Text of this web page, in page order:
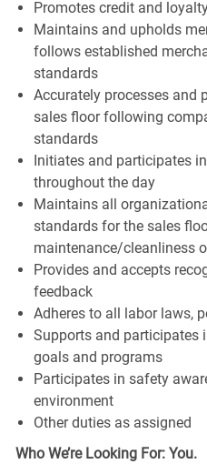
Promotes credit and
Maintains and upholds
follows established
standards
Accurately processes and
sales floor following
standards
Initiates and participates
throughout the day
Maintains all
standards for the sales
maintenance/cleanliness
Provides and accepts
feedback
Adheres to all labor laws,
Supports and participates
goals and programs
Participates in safety
environment
Other duties as assigned
Who We’re Looking For: You.